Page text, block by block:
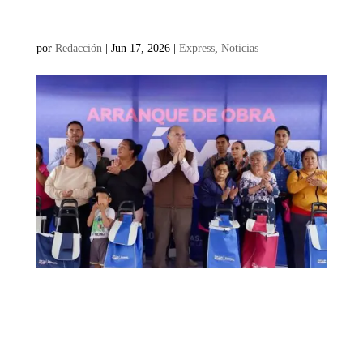
por Redacción | Jun 17, 2026| Express, Noticias